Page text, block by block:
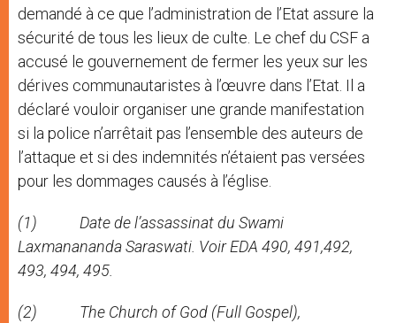
demandé à ce que l’administration de l’Etat assure la
sécurité de tous les lieux de culte. Le chef du CSF a
accusé le gouvernement de fermer les yeux sur les
dérives communautaristes à l’œuvre dans l’Etat. Il a
déclaré vouloir organiser une grande manifestation
si la police n’arrêtait pas l’ensemble des auteurs de
l’attaque et si des indemnités n’étaient pas versées
pour les dommages causés à l’église.
(1) Date de l’assassinat du Swami
Laxmanananda Saraswati. Voir EDA 490, 491,492,
493, 494, 495.
(2) The Church of God (Full Gospel),